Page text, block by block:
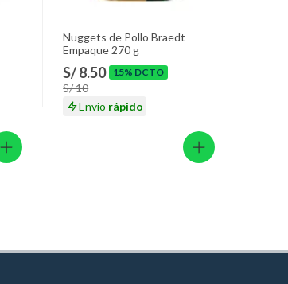
Nuggets de Pollo Braedt
Empaque 270 g
S/ 8.50 15% DCTO
S/ 10
Envío rápido